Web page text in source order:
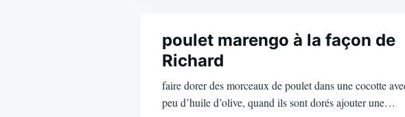
de
l’article
poulet marengo à la façon de
Richard
faire dorer des morceaux de poulet dans une cocotte
peu d’huile d’olive, quand ils sont dorés ajouter une…